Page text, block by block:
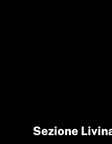
Sezione